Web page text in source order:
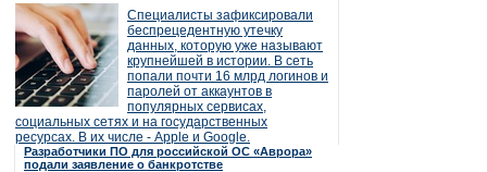
Специалисты зафиксировали
беспрецедентную утечку
данных, которую уже называют
крупнейшей в истории. В сеть
попали почти 16 млрд логинов и
паролей от аккаунтов в
популярных сервисах,
социальных сетях и на государственных
ресурсах. В их числе - Apple и Google.
Разработчики ПО для российской ОС «Аврора»
подали заявление о банкротстве